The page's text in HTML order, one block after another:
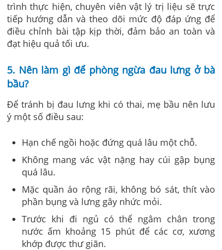
trình thực hiện, chuyên viên vật lý trị liệu sẽ trực
tiếp hướng dẫn và theo dõi mức độ đáp ứng để
điều chỉnh bài tập kịp thời, đảm bảo an toàn và
đạt hiệu quả tối ưu.
5. Nên làm gì để phòng ngừa đau lưng ở bà
bầu?
Để tránh bị đau lưng khi có thai, mẹ bầu nên lưu
ý một số điều sau:
Hạn chế ngồi hoặc đứng quá lâu một chỗ.
Không mang vác vật nặng hay cúi gập bụng
quá lâu.
Mặc quần áo rộng rãi, không bó sát, thít vào
phần bụng và lưng gây nhức mỏi.
Trước khi đi ngủ có thể ngâm chân trong
nước ấm khoảng 15 phút để các cơ, xương
khớp được thư giãn.